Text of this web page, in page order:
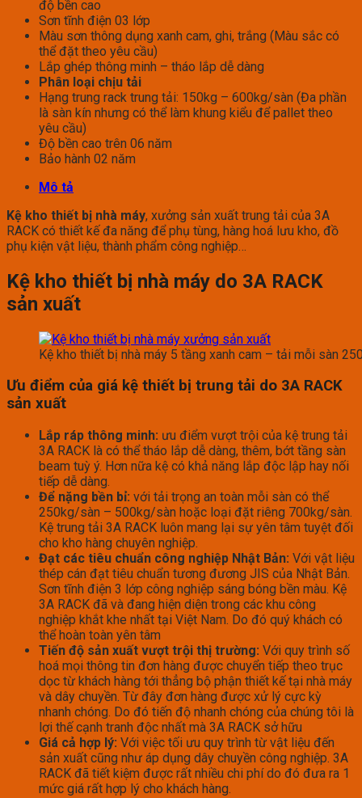
độ bền cao
Sơn tĩnh điện 03 lớp
Màu sơn thông dụng xanh cam, ghi, trắng (Màu sắc có
thể đặt theo yêu cầu)
Lắp ghép thông minh – tháo lắp dễ dàng
Phân loại chịu tải
Hạng trung rack trung tải: 150kg – 600kg/sàn (Đa phần
là sàn kín nhưng có thể làm khung kiểu để pallet theo
yêu cầu)
Độ bền cao trên 06 năm
Bảo hành 02 năm
Mô tả
Kệ kho thiết bị nhà máy, xưởng sản xuất trung tải của 3A
RACK có thiết kế đa năng để phụ tùng, hàng hoá lưu kho, đồ
phụ kiện vật liệu, thành phẩm công nghiệp…
Kệ kho thiết bị nhà máy do 3A RACK
sản xuất
Kệ kho thiết bị nhà máy 5 tầng xanh cam – tải mỗi sàn
Ưu điểm của giá kệ thiết bị trung tải do 3A RACK
sản xuất
Lắp ráp thông minh: ưu điểm vượt trội của kệ trung tải
3A RACK là có thể tháo lắp dễ dàng, thêm, bớt tầng sàn
beam tuỳ ý. Hơn nữa kệ có khả năng lắp độc lập hay nối
tiếp dễ dàng.
Để nặng bền bỉ: với tải trọng an toàn mỗi sàn có thể
250kg/sàn – 500kg/sàn hoặc loại đặt riêng 700kg/sàn.
Kệ trung tải 3A RACK luôn mang lại sự yên tâm tuyệt đối
cho kho hàng chuyên nghiệp.
Đạt các tiêu chuẩn công nghiệp Nhật Bản: Với vật liệu
thép cán đạt tiêu chuẩn tương đương JIS của Nhật Bản.
Sơn tĩnh điện 3 lớp công nghiệp sáng bóng bền màu. Kệ
3A RACK đã và đang hiện diện trong các khu công
nghiệp khắt khe nhất tại Việt Nam. Do đó quý khách có
thể hoàn toàn yên tâm
Tiến độ sản xuất vượt trội thị trường: Với quy trình số
hoá mọi thông tin đơn hàng được chuyển tiếp theo trục
dọc từ khách hàng tới thẳng bộ phận thiết kế tại nhà máy
và dây chuyền. Từ đây đơn hàng được xử lý cực kỳ
nhanh chóng. Do đó tiến độ nhanh chóng của chúng tôi là
lợi thế cạnh tranh độc nhất mà 3A RACK sở hữu
Giá cả hợp lý: Với việc tối ưu quy trình từ vật liệu đến
sản xuất cũng như áp dụng dây chuyền công nghiệp. 3A
RACK đã tiết kiệm được rất nhiều chi phí do đó đưa ra 1
mức giá rất hợp lý cho khách hàng.